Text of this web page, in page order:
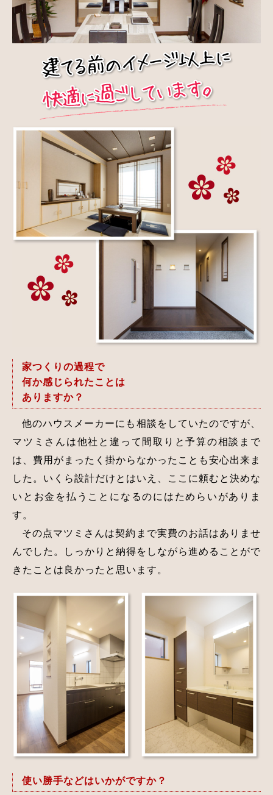
家つくりの過程で
何か感じられたことは
ありますか？
他のハウスメーカーにも相談をしていたのですが、
マツミさんは他社と違って間取りと予算の相談まで
は、費用がまったく掛からなかったことも安心出来ま
した。いくら設計だけとはいえ、ここに頼むと決めな
いとお金を払うことになるのにはためらいがありま
す。
その点マツミさんは契約まで実費のお話はありませ
んでした。しっかりと納得をしながら進めることがで
きたことは良かったと思います。
使い勝手などはいかがですか？